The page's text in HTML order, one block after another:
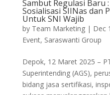
Sambut Regulasi Baru
Sosialisasi SIINas dan
Untuk SNI Wajib
by Team Marketing| Dec
Event, Saraswanti Group
Depok, 12 Maret 2025 –
Superintending (AGS),
bidang jasa sertifikasi,